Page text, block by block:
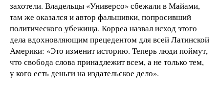
захотели. Владельцы «Универсо» сбежали в Майами,
там же оказался и автор фальшивки, попросивший
политического убежища. Корреа назвал исход этого
дела вдохновляющим прецедентом для всей Латинской
Америки: «Это изменит историю. Теперь люди поймут,
что свобода слова принадлежит всем, а не только тем,
у кого есть деньги на издательское дело».